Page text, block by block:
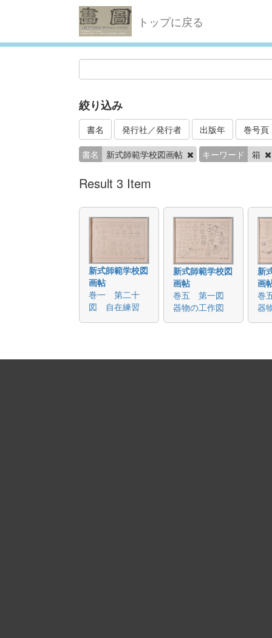
トップに戻る
絞り込み
書名 発行社／発行者 出版年 巻号頁
書名 新式師範学校図画帖 キーワード 箱
Result 3 Item
新式師範学校図
画帖
巻一 第二十
図 自在練習
新式師範学校図
画帖
巻五 第一図
器物の工作図
新
画
巻
器